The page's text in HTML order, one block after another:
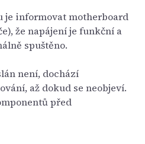
je informovat motherboard
že napájení je funkční a
spuštěno.
není, dochází
až dokud se neobjeví.
před